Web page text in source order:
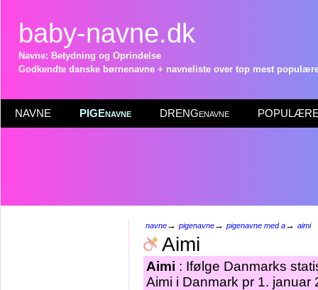
baby-navne.dk
Navne: Betydning og Oprindelse
Godkendte danske børnenavne + navneliste over top mest
NAVNE PIGEnavne DRENGenavne POPULÆRE
navne→ pigenavne→ pigenavne med a→ aimi
Aimi
Aimi : Ifølge Danmarks
Aimi i Danmark pr 1. januar